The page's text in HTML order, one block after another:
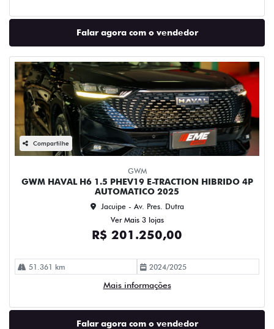
Falar agora com o vendedor
Compartilhe
GWM
GWM HAVAL H6 1.5 PHEV19 E-TRACTION HIBRIDO 4P
AUTOMATICO 2025
Jacuipe - Av. Pres. Dutra
Ver Mais 3 lojas
R$ 201.250,00
51.361 km 2024/2025
Mais informações
Falar agora com o vendedor